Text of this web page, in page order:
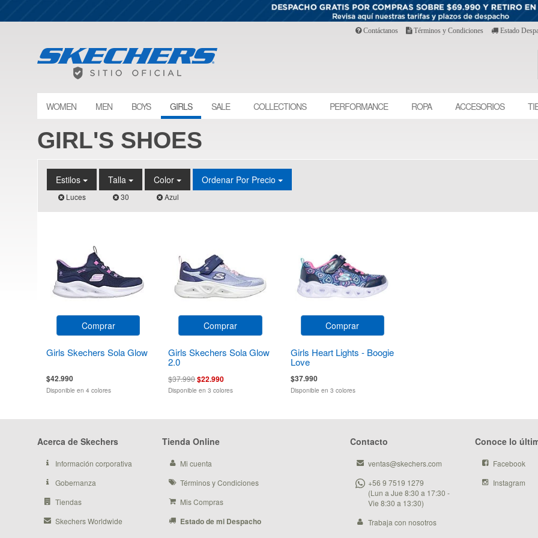
Contáctanos Términos y Condiciones Estado
WOMEN MEN BOYS GIRLS SALE COLLECTIONS PERFORMANCE ROPA ACCESORIOS
GIRL'S SHOES
Estilos
Luces
Talla
30
Color
Azul
Ordenar Por Precio
Comprar
Girls Skechers Sola Glow
$42.990
Disponible en 4 colores
Comprar
Girls Skechers Sola Glow
2.0
$37.990$22.990
Disponible en 3 colores
Comprar
Girls Heart Lights - Boogie
Love
$37.990
Disponible en 3 colores
Acerca de Skechers
Información corporativa
Gobernanza
Tiendas
Skechers Worldwide
Tienda Online
Mi cuenta
Términos y Condiciones
Mis Compras
Estado de mi Despacho
Contacto
ventas@skechers.com
+56 9 7519 1279
(Lun a Jue 8:30 a 17:30 -
Vie 8:30 a 13:30)
Trabaja con nosotros
Conoce lo
Facebook
Instagram